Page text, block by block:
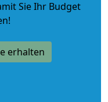
Sie Ihr Budget
erhalten